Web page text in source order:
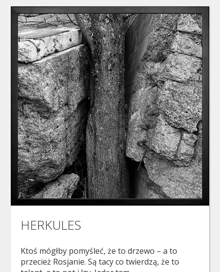
HERKULES
Ktoś mógłby pomyśleć, że to drzewo – a to
przecież Rosjanie. Są tacy co twierdzą, że to